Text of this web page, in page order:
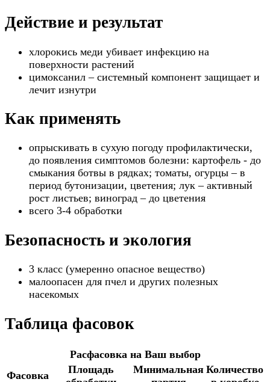
Действие и результат
хлорокись меди убивает инфекцию на
поверхности растений
цимоксанил – системный компонент защищает и
лечит изнутри
Как применять
опрыскивать в сухую погоду профилактически,
до появления симптомов болезни: картофель - до
смыкания ботвы в рядках; томаты, огурцы – в
период бутонизации, цветения; лук – активный
рост листьев; виноград – до цветения
всего 3-4 обработки
Безопасность и экология
3 класс (умеренно опасное вещество)
малоопасен для пчел и других полезных
насекомых
Таблица фасовок
Расфасовка на Ваш выбор
Фасовка
Площадь
Минимальная Количество